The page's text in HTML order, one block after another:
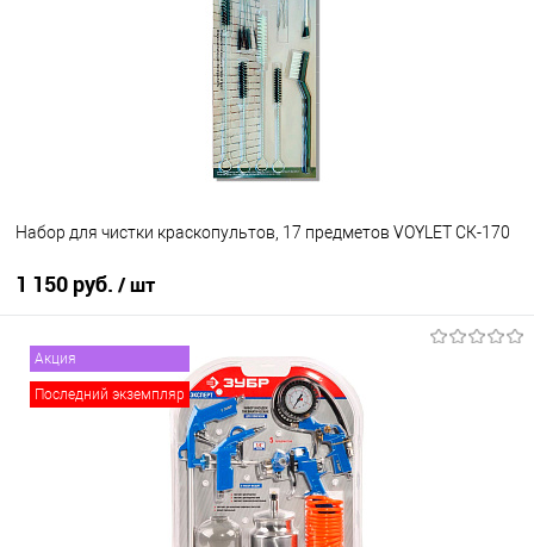
Набор для чистки краскопультов, 17 предметов VOYLET СК-170
1 150 руб. / шт
В корзину
В избранное В наличии
Акция
Последний экземпляр